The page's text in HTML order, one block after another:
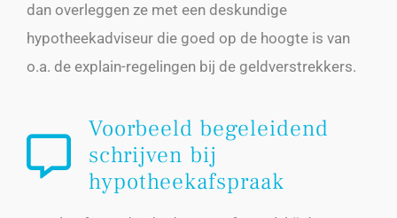
dan overleggen ze met een deskundige
hypotheekadviseur die goed op de hoogte is van
o.a. de explain-regelingen bij de geldverstrekkers.
Voorbeeld begeleidend
schrijven bij
hypotheekafspraak